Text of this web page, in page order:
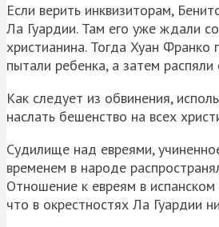
Если верить инквизиторам,
Ла Гуардии. Там его уже ждали
христианина. Тогда Хуан Франко
пытали ребенка, а затем
Как следует из обвинения,
наслать бешенство на всех
Судилище над евреями,
временем в народе
Отношение к евреям в
что в окрестностях Ла Гуардии